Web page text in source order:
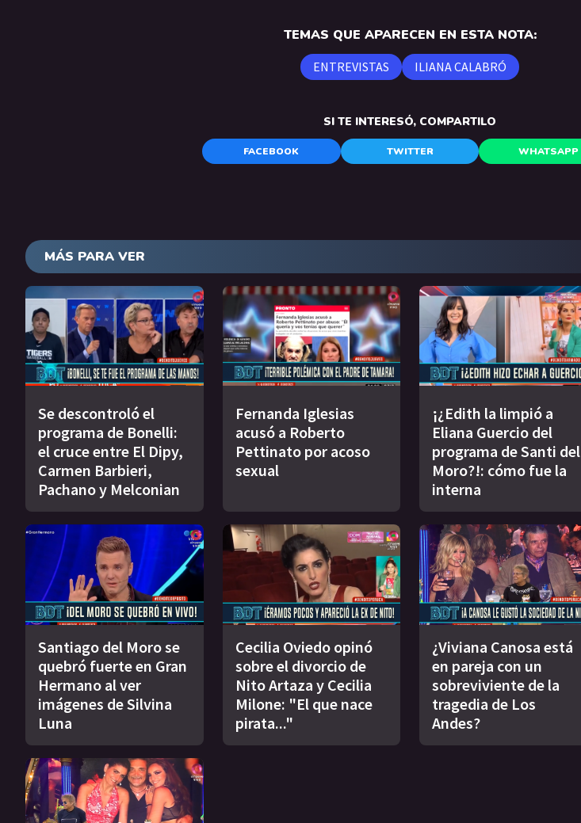
TEMAS QUE APARECEN EN ESTA NOTA:
ENTREVISTAS ILIANA CALABRÓ
SI TE INTERESÓ, COMPARTILO
FACEBOOK TWITTER WHATSAPP
MÁS PARA VER
Se descontroló el
programa de Bonelli:
el cruce entre El Dipy,
Carmen Barbieri,
Pachano y Melconian
Fernanda Iglesias
acusó a Roberto
Pettinato por acoso
sexual
¡¿Edith la limpió a
Eliana Guercio del
programa de Santi del
Moro?!: cómo fue la
interna
Santiago del Moro se
quebró fuerte en Gran
Hermano al ver
imágenes de Silvina
Luna
Cecilia Oviedo opinó
sobre el divorcio de
Nito Artaza y Cecilia
Milone: "El que nace
pirata..."
¿Viviana Canosa está
en pareja con un
sobreviviente de la
tragedia de Los
Andes?